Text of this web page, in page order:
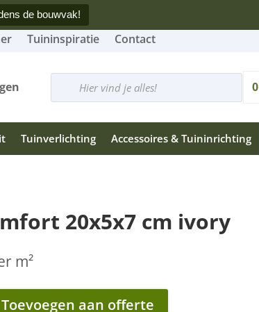
de bouwvak!
Tuininspiratie Contact
zoeken
0
Tuinverlichting Accessoires & Tuininrichting
20x5x7 cm ivory
m²
Toevoegen aan offerte